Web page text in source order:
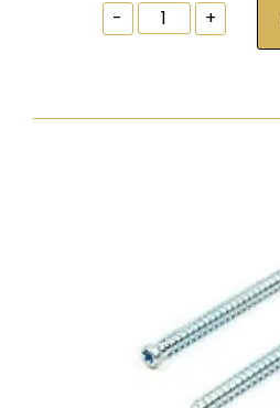
-
Ablak
tokrögzítõ
7,5x242
+